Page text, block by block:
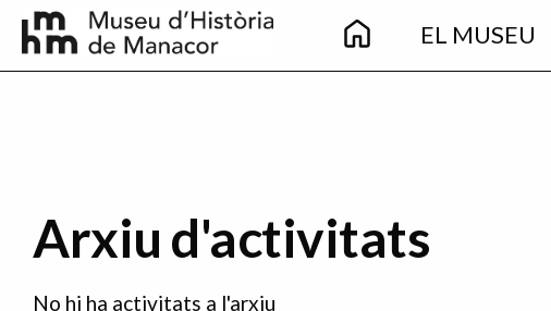
Vés al contingut
Main
navigation
EL MUSEU
Arxiu d'activitats
No hi ha activitats a l'arxiu